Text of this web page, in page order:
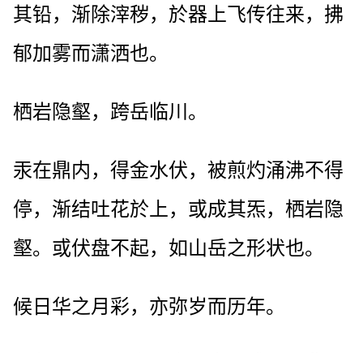
其铅，渐除滓秽，於器上飞传往来，拂
郁加雾而潇洒也。
栖岩隐壑，跨岳临川。
汞在鼎内，得金水伏，被煎灼涌沸不得
停，渐结吐花於上，或成其炁，栖岩隐
壑。或伏盘不起，如山岳之形状也。
候日华之月彩，亦弥岁而历年。